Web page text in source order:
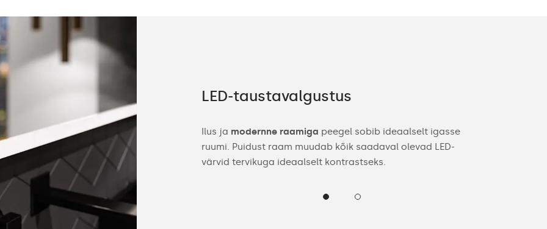
valmistame teie eritellimusel kohandatud
muudab peegli sobitamise teie ruumi
Kohandage peegli suurus, peegli
või LED-kell ise.
LED-taustavalgustus
Ilus ja modernne raamiga peegel sobib ideaalselt igasse
ruumi. Puidust raam muudab kõik saadaval olevad LED-
värvid tervikuga ideaalselt kontrastseks.